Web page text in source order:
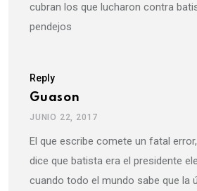
cubran los que lucharon contra
pendejos
Reply
Guason
JUNIO 22, 2017
El que escribe comete un fatal
dice que batista era el presidente
cuando todo el mundo sabe que la